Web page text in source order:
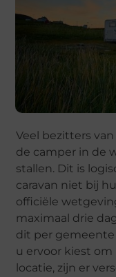
Veel bezitters
de camper in de
stallen. Dit is
caravan niet bij
officiële
maximaal drie
dit per gemeente
u ervoor kiest om
locatie, zijn er